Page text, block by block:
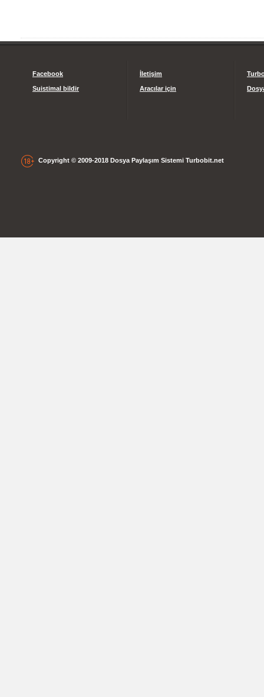
Facebook
Suistimal bildir
İletişim
Aracılar için
Copyright © 2009-2018 Dosya Paylaşım Sistemi Turbobit.net